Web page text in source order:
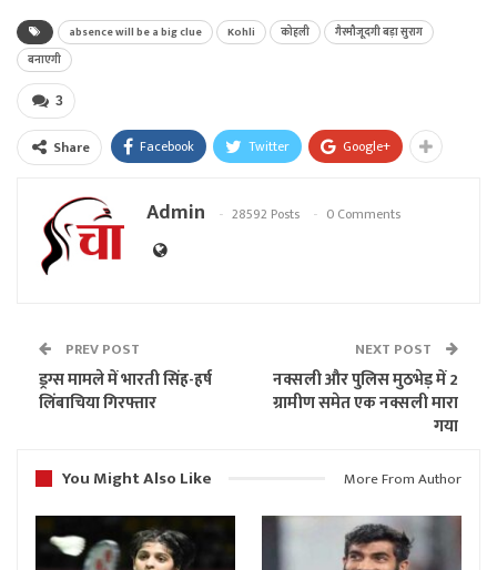
absence will be a big clue Kohli कोहली
गैरमौजूदगी बड़ा सुराग
बनाएगी
3
Share Facebook Twitter Google+
Admin 28592 Posts 0 Comments
PREV POST
ड्रग्स मामले में भारती सिंह-हर्ष
लिंबाचिया गिरफ्तार
NEXT POST
नक्सली और पुलिस मुठभेड़ में 2
ग्रामीण समेत एक नक्सली मारा
गया
You Might Also Like
More From Author